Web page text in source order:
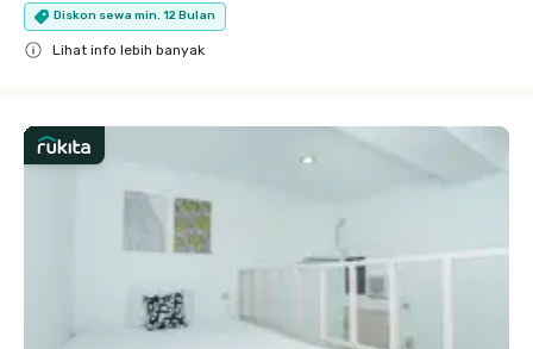
Diskon sewa min. 12 Bulan
Lihat info lebih banyak